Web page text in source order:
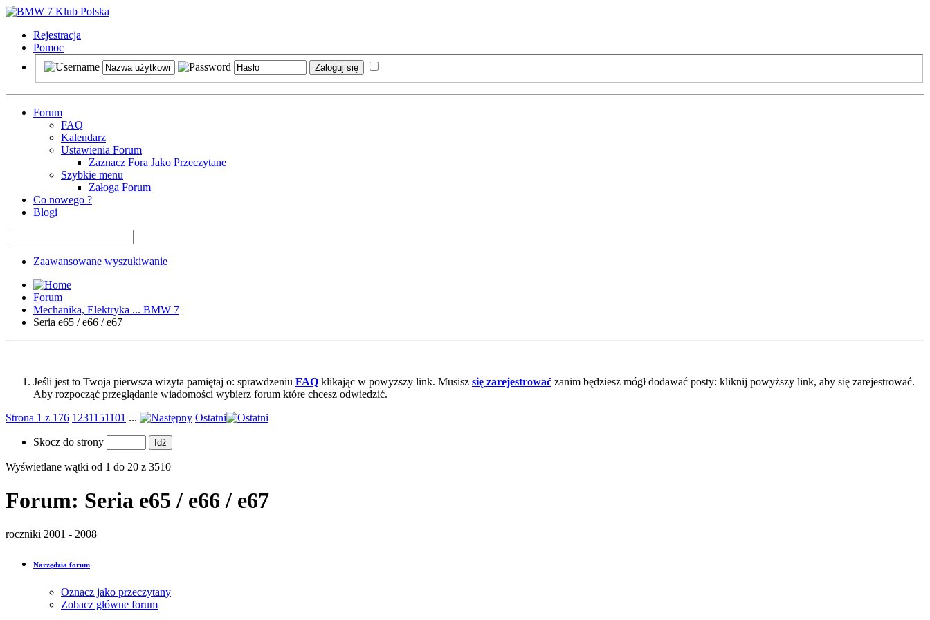
Rejestracja
Pomoc
Forum
FAQ
Kalendarz
Ustawienia Forum
Zaznacz Fora Jako Przeczytane
Szybkie menu
Załoga Forum
Co nowego ?
Blogi
Zaawansowane wyszukiwanie
Forum
Mechanika, Elektryka ... BMW 7
Seria e65 / e66 / e67
Jeśli jest to Twoja pierwsza wizyta pamiętaj o: sprawdzeniu FAQ klikając w powyższy link. Musisz się zarejestrować zanim będziesz mógł dodawać posty: kliknij powyższy link, aby się zarejestrować.
Aby rozpocząć przeglądanie wiadomości wybierz forum które chcesz odwiedzić.
Strona 1 z 176 1 2311 51101 ... Ostatni
Skocz do strony
Wyświetlane wątki od 1 do 20 z 3510
Forum: Seria e65 / e66 / e67
roczniki 2001 - 2008
Narzędzia forum
Oznacz jako przeczytany
Zobacz główne forum